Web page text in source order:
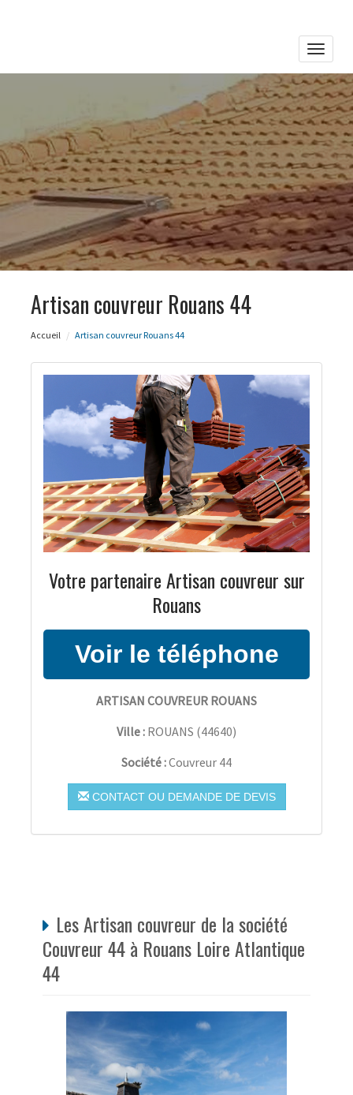
Toggle
Artisan couvreur Rouans 44
Accueil Artisan couvreur Rouans 44
Votre partenaire Artisan couvreur sur
Rouans
ARTISAN COUVREUR ROUANS
Ville : ROUANS (44640)
Société :Couvreur 44
CONTACT OU DEMANDE DE DEVIS
Les Artisan couvreur de la société
Couvreur 44 à Rouans Loire Atlantique
44